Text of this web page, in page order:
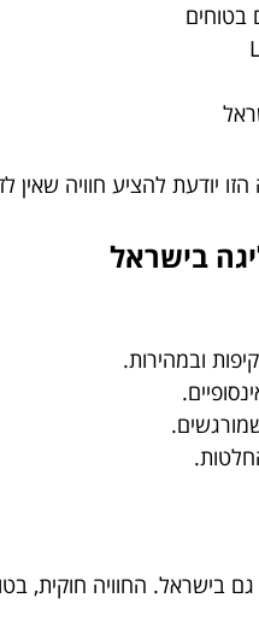
בטוחים
ובמהירות.